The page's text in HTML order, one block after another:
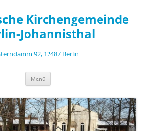
Kirchengemeinde
Johannisthal
92, 12487 Berlin
Menü